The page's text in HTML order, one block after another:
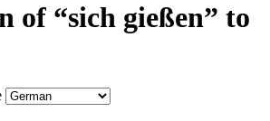
of “sich gießen” to